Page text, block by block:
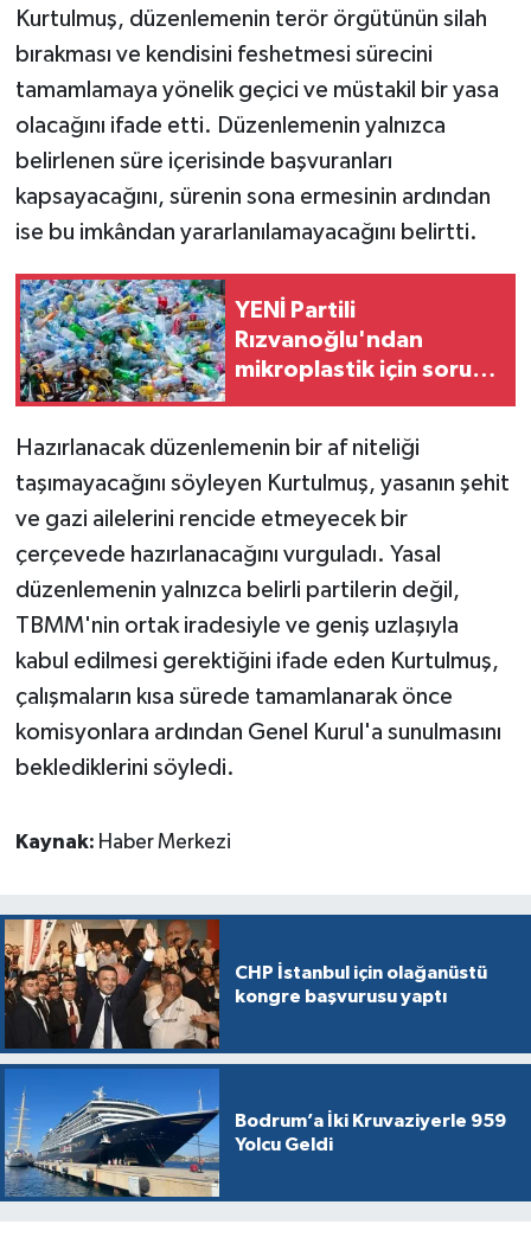
Kurtulmuş, düzenlemenin terör örgütünün silah
bırakması ve kendisini feshetmesi sürecini
tamamlamaya yönelik geçici ve müstakil bir yasa
olacağını ifade etti. Düzenlemenin yalnızca
belirlenen süre içerisinde başvuranları
kapsayacağını, sürenin sona ermesinin ardından
ise bu imkândan yararlanılamayacağını belirtti.
YENİ Partili
Rızvanoğlu'ndan
mikroplastik için soru
Hazırlanacak düzenlemenin bir af niteliği
taşımayacağını söyleyen Kurtulmuş, yasanın şehit
ve gazi ailelerini rencide etmeyecek bir
çerçevede hazırlanacağını vurguladı. Yasal
düzenlemenin yalnızca belirli partilerin değil,
TBMM'nin ortak iradesiyle ve geniş uzlaşıyla
kabul edilmesi gerektiğini ifade eden Kurtulmuş,
çalışmaların kısa sürede tamamlanarak önce
komisyonlara ardından Genel Kurul'a sunulmasını
beklediklerini söyledi.
Kaynak: Haber Merkezi
CHP İstanbul için olağanüstü
kongre başvurusu yaptı
Bodrum’a İki Kruvaziyerle 959
Yolcu Geldi